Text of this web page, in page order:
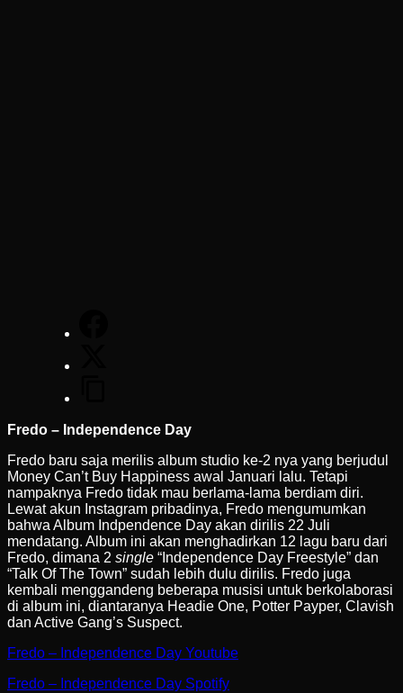
Fredo – Independence Day
Fredo baru saja merilis album studio ke-2 nya yang berjudul
Money Can’t Buy Happiness awal Januari lalu. Tetapi
nampaknya Fredo tidak mau berlama-lama berdiam diri.
Lewat akun Instagram pribadinya, Fredo mengumumkan
bahwa Album Indpendence Day akan dirilis 22 Juli
mendatang. Album ini akan menghadirkan 12 lagu baru dari
Fredo, dimana 2 single “Independence Day Freestyle” dan
“Talk Of The Town” sudah lebih dulu dirilis. Fredo juga
kembali menggandeng beberapa musisi untuk berkolaborasi
di album ini, diantaranya Headie One, Potter Payper, Clavish
dan Active Gang’s Suspect.
Fredo – Independence Day Youtube
Fredo – Independence Day Spotify